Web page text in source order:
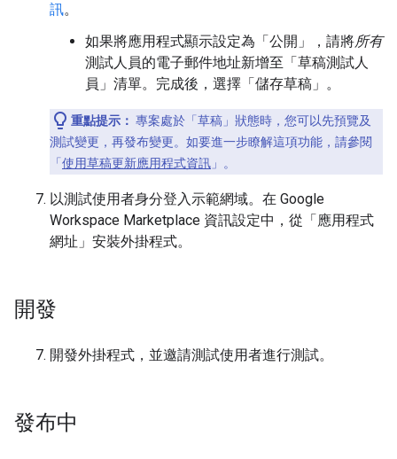
訊。
如果將應用程式顯示設定為「公開」
，請將所有
測試人員的電子郵件地址新增至「草稿測試人
員」 清單。完成後，選擇「儲存草稿」 。
重點提示： 專案處於「草稿」 狀態時，您可以先預覽及
測試變更，再發布變更。如要進一步瞭解這項功能，請參閱
「 使用草稿更新應用程式資訊 」。
以測試使用者身分登入示範網域。在 Google
Workspace Marketplace 資訊設定中，從「應用程式
網址」 安裝外掛程式。
開發
開發外掛程式，並邀請測試使用者進行測試。
發布中